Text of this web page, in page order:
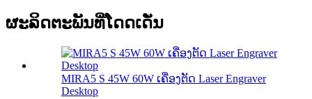
ຜະລິດຕະພັນທີ່ໂດດເດັ່ນ
MIRA5 S 45W 60W ເຄື່ອງຕັດ Laser Engraver
Desktop